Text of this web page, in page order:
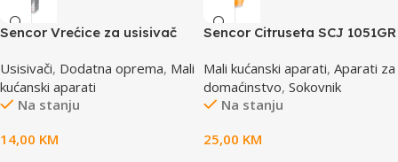
Sencor Vrećice za usisivač
Usisivači, Dodatna oprema, Mali
kućanski aparati
Na stanju
14,00 KM
Sencor Citruseta SCJ 1051GR
Mali kućanski aparati, Aparati za
domaćinstvo, Sokovnik
Na stanju
25,00 KM